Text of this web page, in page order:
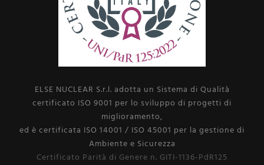
ELSE NUCLEAR S.r.l. adotta un Sistema di Qualità
certificato ISO 9001 per lo sviluppo di progetti di
miglioramento,
ed è certificata ISO 14001 / ISO 45001 per la gestione di
Ambiente e Sicurezza
Certificato Parità di Genere n. GITI-1136-PdR125